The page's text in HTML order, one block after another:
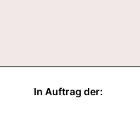
In Auftrag der: